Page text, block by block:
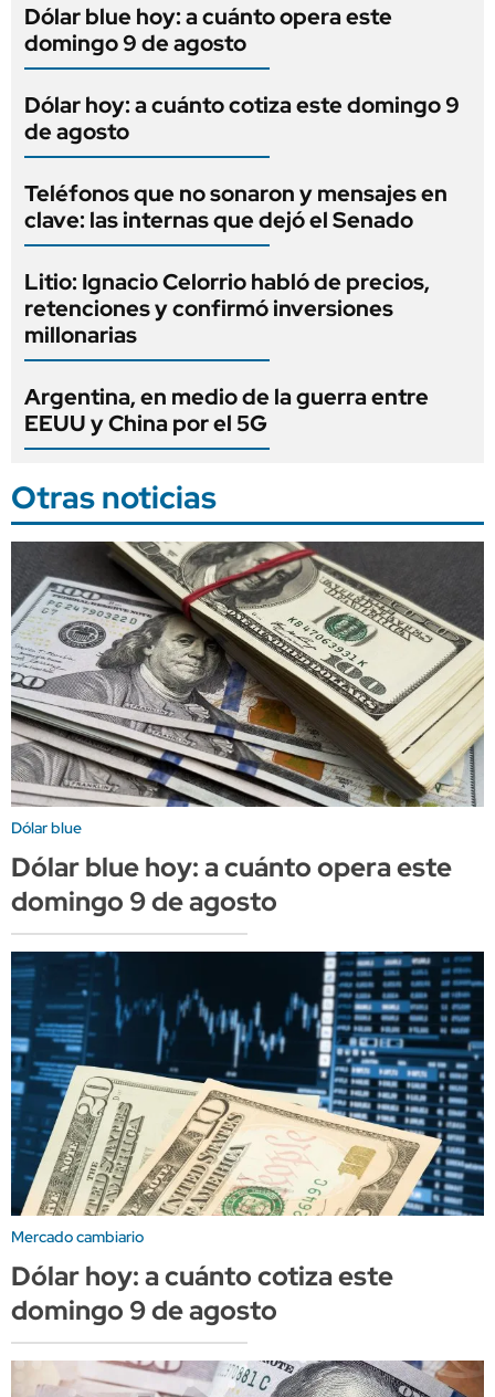
Dólar blue hoy: a cuánto opera este
domingo 9 de agosto
Dólar hoy: a cuánto cotiza este domingo 9
de agosto
Teléfonos que no sonaron y mensajes en
clave: las internas que dejó el Senado
Litio: Ignacio Celorrio habló de precios,
retenciones y confirmó inversiones
millonarias
Argentina, en medio de la guerra entre
EEUU y China por el 5G
Otras noticias
Dólar blue
Dólar blue hoy: a cuánto opera este
domingo 9 de agosto
Mercado cambiario
Dólar hoy: a cuánto cotiza este
domingo 9 de agosto